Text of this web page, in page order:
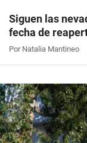
Siguen las
fecha de
Por Natalia Mantineo